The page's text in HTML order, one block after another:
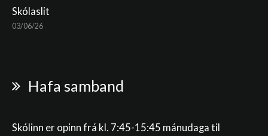
Skólaslit
03/06/26
Hafa samband
Skólinn er opinn frá kl. 7:45-15:45 mánudaga til